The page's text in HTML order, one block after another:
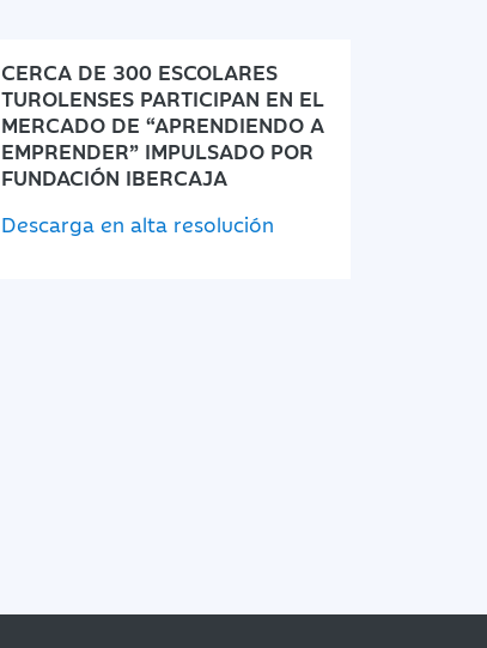
CERCA DE 300 ESCOLARES
TUROLENSES PARTICIPAN EN EL
MERCADO DE “APRENDIENDO A
EMPRENDER” IMPULSADO POR
FUNDACIÓN IBERCAJA
Descarga en alta resolución